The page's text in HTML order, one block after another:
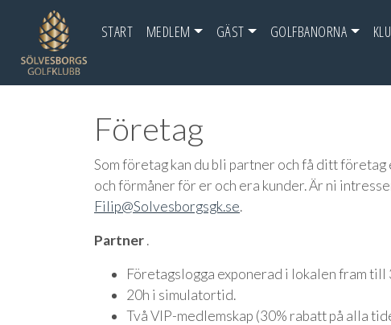
START MEDLEM GÄST GOLFBANORNA
Företag
Som företag kan du bli partner och få ditt
och förmåner för er och era kunder. Är ni
Filip@Solvesborgsgk.se.
Partner.
Företagslogga exponerad i lokalen fram
20h i simulatortid.
Två VIP-medlemskap (30% rabatt på alla